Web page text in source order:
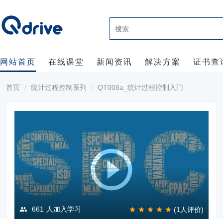
网站首页 在线课堂 新闻资讯 解决方案 证书查
首页 统计过程控制系列 QT008a_统计过程控制入门
661 人加入学习 (1人评价)